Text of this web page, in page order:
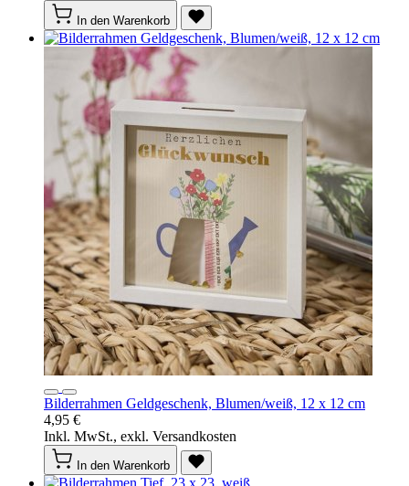
In den Warenkorb
Bilderrahmen Geldgeschenk, Blumen/weiß, 12 x 12 cm
4,95 €
Inkl. MwSt., exkl. Versandkosten
In den Warenkorb